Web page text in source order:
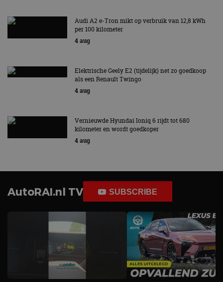
Audi A2 e-Tron mikt op verbruik van 12,8 kWh
per 100 kilometer
4 aug
Elektrische Geely E2 (tijdelijk) net zo goedkoop
als een Renault Twingo
4 aug
Vernieuwde Hyundai Ioniq 6 rijdt tot 680
kilometer en wordt goedkoper
4 aug
AutoRAI.nl TV SUBSCRIBE